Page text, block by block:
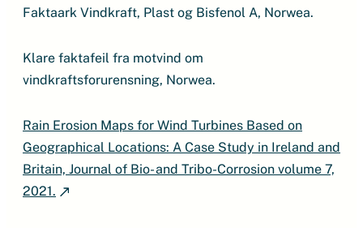
Faktaark Vindkraft, Plast og Bisfenol A, Norwea.
Klare faktafeil fra motvind om
vindkraftsforurensning, Norwea.
Rain Erosion Maps for Wind Turbines Based on
Geographical Locations: A Case Study in Ireland and
Britain, Journal of Bio- and Tribo-Corrosion volume 7,
2021.